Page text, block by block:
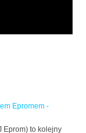
Epromem -
Eprom) to kolejny